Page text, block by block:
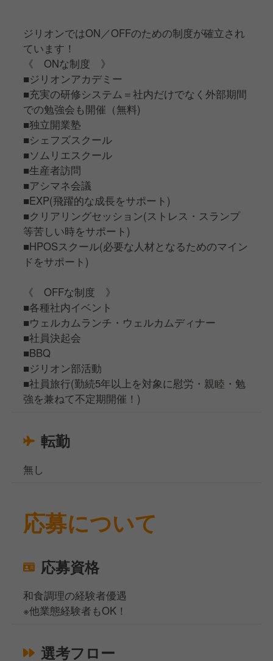
ジリオンではON／OFFのための制度が確立され
ています！
《 ONな制度 》
■ジリオンアカデミー
■充実の研修システム＝社内だけでなく外部期間
での勉強会も開催（無料)
■独立開業塾
■シェフズスクール
■ソムリエスクール
■生産者訪問
■アシマネ会議
■EXP(飛躍的な成長をサポート)
■クリアリングセッション(ストレス・スランプ
等苦しい時をサポート)
■HPOSスクール(必要な人材となるためのマイン
ドをサポート)
《 OFFな制度 》
■各種社内イベント
■ウェルカムランチ・ウェルカムディナー
■社員決起会
■BBQ
■ジリオン部活動
■社員旅行(勤続5年以上を対象に慰労・親睦・勉
強を兼ねて不定期開催！)
転勤
無し
応募について
応募資格
和食調理の経験者優遇
※他業態経験者もOK！
選考フロー